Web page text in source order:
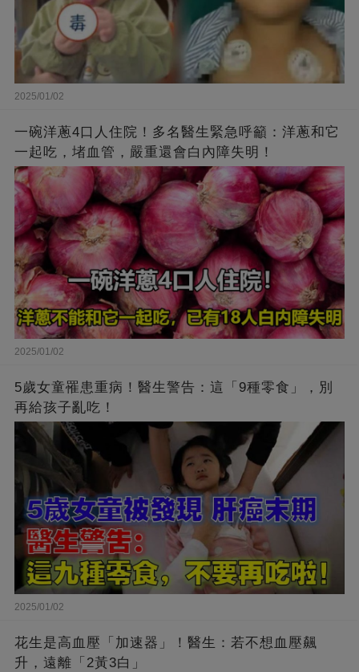
2025/01/02
一碗洋蔥4口人住院！多名醫生緊急呼籲：洋蔥和它
一起吃，堵血管，嚴重還會白內障失明！
2025/01/02
5歲女童罹患重病！醫生警告：這「9種零食」，別
再給孩子亂吃！
2025/01/02
花生是高血壓「加速器」！醫生：若不想血壓飆
升，遠離「2黃3白」